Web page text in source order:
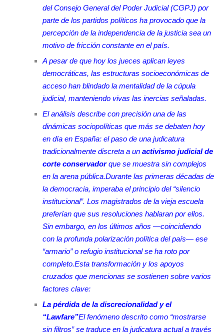
del Consejo General del Poder Judicial (CGPJ) por
parte de los partidos políticos ha provocado que la
percepción de la independencia de la justicia sea un
motivo de fricción constante en el país.
A pesar de que hoy los jueces aplican leyes
democráticas, las estructuras socioeconómicas de
acceso han blindado la mentalidad de la cúpula
judicial, manteniendo vivas las inercias señaladas.
El análisis describe con precisión una de las
dinámicas sociopolíticas que más se debaten hoy
en día en España: el paso de una judicatura
tradicionalmente discreta a un activismo judicial de
corte conservadorque se muestra sin complejos
en la arena pública.Durante las primeras décadas de
la democracia, imperaba el principio del “silencio
institucional”. Los magistrados de la vieja escuela
preferían que sus resoluciones hablaran por ellos.
Sin embargo, en los últimos años —coincidiendo
con la profunda polarización política del país— ese
“armario” o refugio institucional se ha roto por
completo.Esta transformación y los apoyos
cruzados que mencionas se sostienen sobre varios
factores clave:
La pérdida de la discrecionalidad y el
“Lawfare”El fenómeno descrito como “mostrarse
sin filtros” se traduce en la judicatura actual a través